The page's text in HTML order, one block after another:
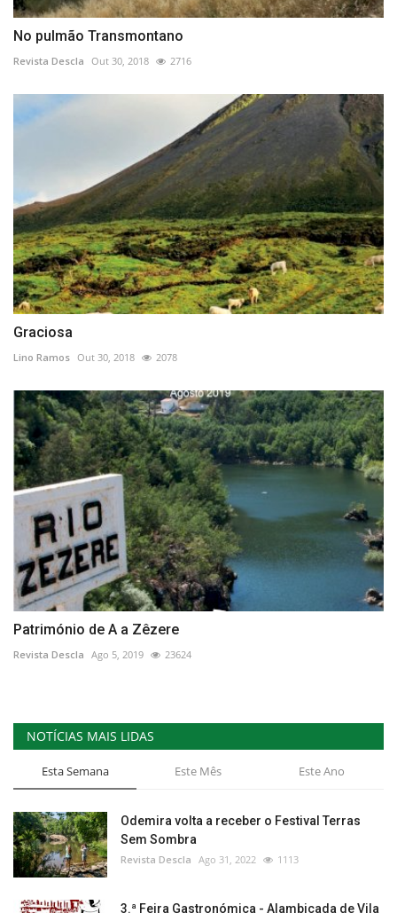
No pulmão Transmontano
Revista Descla Out 30, 2018 2716
Graciosa
Lino Ramos Out 30, 2018 2078
Património de A a Zêzere
Revista Descla Ago 5, 2019 23624
NOTÍCIAS MAIS LIDAS
Esta Semana Este Mês Este Ano
Odemira volta a receber o Festival Terras
Sem Sombra
Revista Descla Ago 31, 2022 1113
3.ª Feira Gastronómica - Alambicada de Vila